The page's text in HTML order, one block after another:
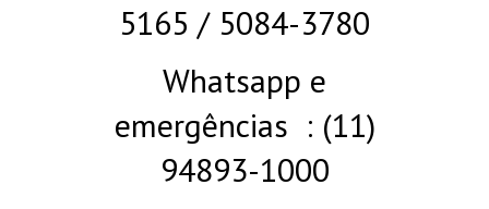
5165 / 5084-3780
Whatsapp e
emergências : (11)
94893-1000